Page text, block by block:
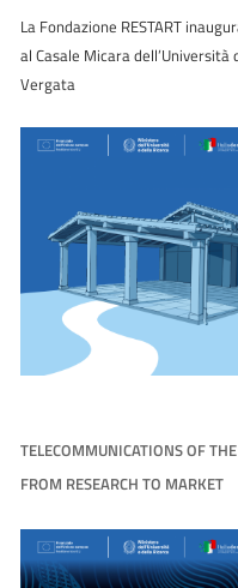
La Fondazione RESTART
al Casale Micara dell’Università
Vergata
TELECOMMUNICATIONS OF
FROM RESEARCH TO MARKET